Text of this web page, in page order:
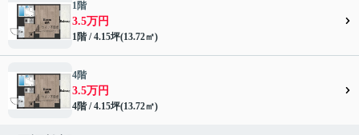
1階
3.5万円
1階 / 4.15坪(13.72㎡)
4階
3.5万円
4階 / 4.15坪(13.72㎡)